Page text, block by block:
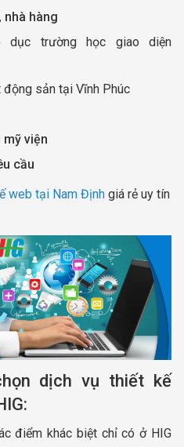
nhà hàng
dục trường học giao diện
sản tại Vĩnh Phúc
mỹ viện
cầu
web tại Nam Định giá rẻ uy tín
dịch vụ thiết kế
điểm khác biệt chỉ có ở HIG